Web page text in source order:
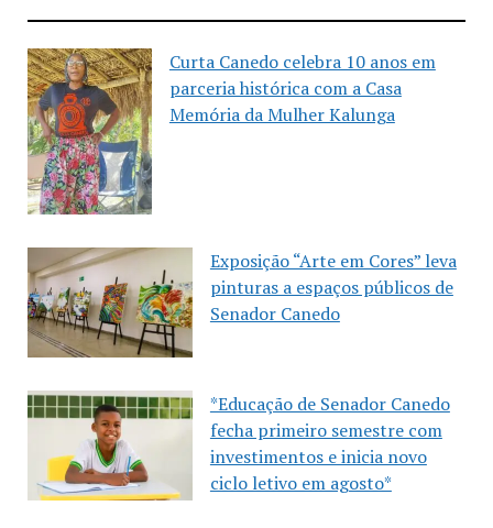
Curta Canedo celebra 10 anos em
parceria histórica com a Casa
Memória da Mulher Kalunga
Exposição “Arte em Cores” leva
pinturas a espaços públicos de
Senador Canedo
*Educação de Senador Canedo
fecha primeiro semestre com
investimentos e inicia novo
ciclo letivo em agosto*